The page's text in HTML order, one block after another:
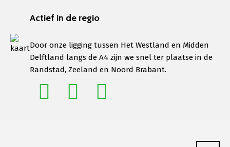
Actief in de regio
Door onze ligging tussen Het Westland en Midden
Delftland langs de A4 zijn we snel ter plaatse in de
Randstad, Zeeland en Noord Brabant.